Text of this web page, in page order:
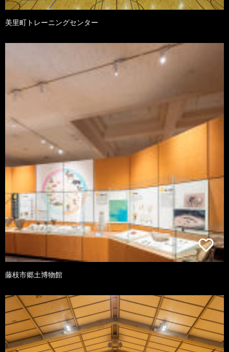
美里町トレーニングセンター
藤枝市郷土博物館